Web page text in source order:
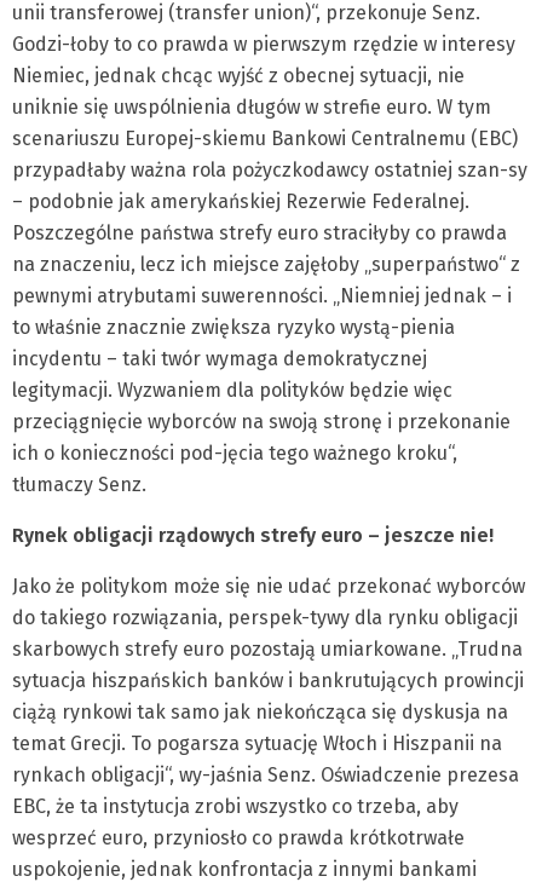
unii transferowej (transfer union)“, przekonuje Senz.
Godzi-łoby to co prawda w pierwszym rzędzie w interesy
Niemiec, jednak chcąc wyjść z obecnej sytuacji, nie
uniknie się uwspólnienia długów w strefie euro. W tym
scenariuszu Europej-skiemu Bankowi Centralnemu (EBC)
przypadłaby ważna rola pożyczkodawcy ostatniej szan-sy
– podobnie jak amerykańskiej Rezerwie Federalnej.
Poszczególne państwa strefy euro straciłyby co prawda
na znaczeniu, lecz ich miejsce zajęłoby „superpaństwo“ z
pewnymi atrybutami suwerenności. „Niemniej jednak – i
to właśnie znacznie zwiększa ryzyko wystą-pienia
incydentu – taki twór wymaga demokratycznej
legitymacji. Wyzwaniem dla polityków będzie więc
przeciągnięcie wyborców na swoją stronę i przekonanie
ich o konieczności pod-jęcia tego ważnego kroku“,
tłumaczy Senz.
Rynek obligacji rządowych strefy euro – jeszcze nie!
Jako że politykom może się nie udać przekonać wyborców
do takiego rozwiązania, perspek-tywy dla rynku obligacji
skarbowych strefy euro pozostają umiarkowane. „Trudna
sytuacja hiszpańskich banków i bankrutujących prowincji
ciążą rynkowi tak samo jak niekończąca się dyskusja na
temat Grecji. To pogarsza sytuację Włoch i Hiszpanii na
rynkach obligacji“, wy-jaśnia Senz. Oświadczenie prezesa
EBC, że ta instytucja zrobi wszystko co trzeba, aby
wesprzeć euro, przyniosło co prawda krótkotrwałe
uspokojenie, jednak konfrontacja z innymi bankami